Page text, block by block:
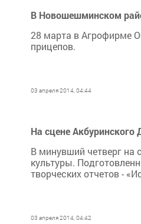
В Новошешминском
28 марта в Агрофирме
прицепов.
03 апреля 2014, 04:44
На сцене
В минувший четверг на
культуры.
творческих отчетов -
03 апреля 2014, 04:42